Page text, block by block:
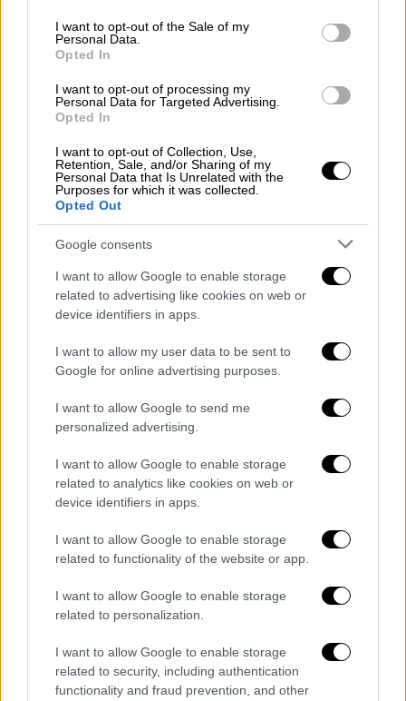
consent section.
I want to opt-out of the Sale of my
Personal Data.
Opted In
I want to opt-out of processing my
Personal Data for Targeted Advertising.
Opted In
I want to opt-out of Collection, Use,
Retention, Sale, and/or Sharing of my
Personal Data that Is Unrelated with the
Purposes for which it was collected.
Opted Out
Google consents
I want to allow Google to enable storage
related to advertising like cookies on web or
device identifiers in apps.
I want to allow my user data to be sent to
Google for online advertising purposes.
I want to allow Google to send me
personalized advertising.
I want to allow Google to enable storage
related to analytics like cookies on web or
device identifiers in apps.
I want to allow Google to enable storage
related to functionality of the website or app.
I want to allow Google to enable storage
related to personalization.
I want to allow Google to enable storage
related to security, including authentication
functionality and fraud prevention, and other
Όπως βλέπουμε στοβίντεο ενήλικοι
ελέφαντεςσχηματίζουν κύκλο γύρω από το
μικρό ελεφεντάκι , ενώ χρησιμοποιούν τις
προβοσκίδες τους σε μια προσπάθεια να το
βοηθήσουν να βγει στην όχθη.
Τελικά,το μικρό καταφέρνει να βγει από το
, με τους υπόλοιπους ελέφαντες να
παραμένουν γύρω του μέχρι να απομακρυνθεί
από το σημείο.
Το συγκεκριμένο βίντεο έχει συγκεντρώσει
εκατομμύρια προβολέςκαι χιλιάδες σχόλια,
με πολλούς χρήστες να σχολιάζουν τη
συνεργασία και την αλληλεγγύη που
επέδειξε η αγέλη.
Δείτε το βίντεο
View this post on Instagram